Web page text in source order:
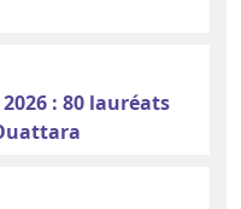
: 80 lauréats